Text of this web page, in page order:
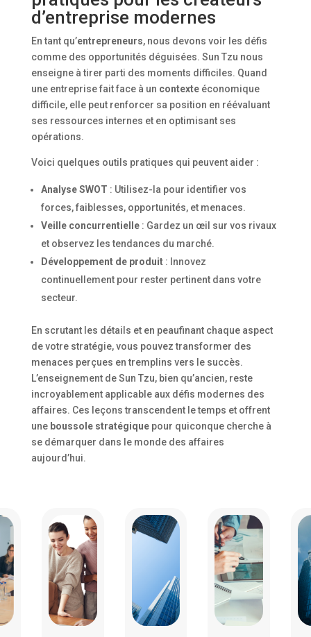
d’entreprise modernes
En tant qu’entrepreneurs, nous devons voir les défis
comme des opportunités déguisées. Sun Tzu nous
enseigne à tirer parti des moments difficiles. Quand
une entreprise fait face à un contexteéconomique
difficile, elle peut renforcer sa position en réévaluant
ses ressources internes et en optimisant ses
opérations.
Voici quelques outils pratiques qui peuvent aider :
Analyse SWOT : Utilisez-la pour identifier vos
forces, faiblesses, opportunités, et menaces.
Veille concurrentielle: Gardez un œil sur vos rivaux
et observez les tendances du marché.
Développement de produit: Innovez
continuellement pour rester pertinent dans votre
secteur.
En scrutant les détails et en peaufinant chaque aspect
de votre stratégie, vous pouvez transformer des
menaces perçues en tremplins vers le succès.
L’enseignement de Sun Tzu, bien qu’ancien, reste
incroyablement applicable aux défis modernes des
affaires. Ces leçons transcendent le temps et offrent
une boussole stratégiquepour quiconque cherche à
se démarquer dans le monde des affaires
aujourd’hui.